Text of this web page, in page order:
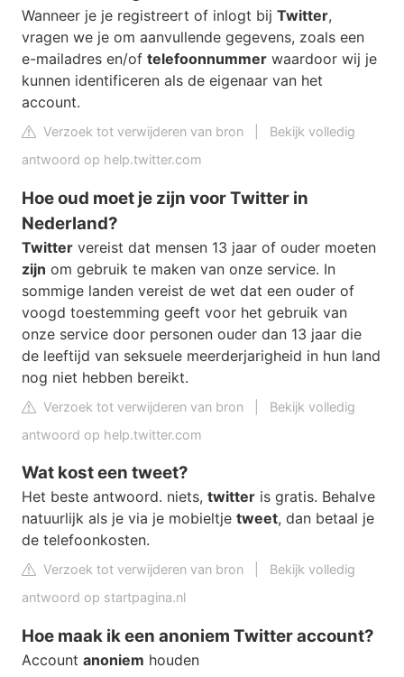
Wanneer je je registreert of inlogt bij Twitter,
vragen we je om aanvullende gegevens, zoals een
e-mailadres en/of telefoonnummer waardoor wij je
kunnen identificeren als de eigenaar van het
account.
Verzoek tot verwijderen van bron
Bekijk volledig
antwoord op help.twitter.com
Hoe oud moet je zijn voor Twitter in
Nederland?
Twitter vereist dat mensen 13 jaar of ouder moeten
zijn om gebruik te maken van onze service. In
sommige landen vereist de wet dat een ouder of
voogd toestemming geeft voor het gebruik van
onze service door personen ouder dan 13 jaar die
de leeftijd van seksuele meerderjarigheid in hun land
nog niet hebben bereikt.
Verzoek tot verwijderen van bron
Bekijk volledig
antwoord op help.twitter.com
Wat kost een tweet?
Het beste antwoord. niets, twitter is gratis. Behalve
natuurlijk als je via je mobieltje tweet, dan betaal je
de telefoonkosten.
Verzoek tot verwijderen van bron
Bekijk volledig
antwoord op startpagina.nl
Hoe maak ik een anoniem Twitter account?
Account anoniem houden